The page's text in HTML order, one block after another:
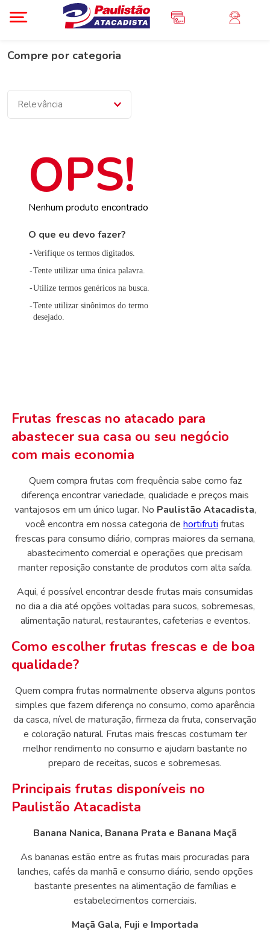
Compre por categoria
Relevância
Nenhum produto encontrado
O que eu devo fazer?
Verifique os termos digitados.
Tente utilizar uma única palavra.
Utilize termos genéricos na busca.
Tente utilizar sinônimos do termo
desejado.
Frutas frescas no atacado para
abastecer sua casa ou seu negócio
com mais economia
Quem compra frutas com frequência sabe como faz
diferença encontrar variedade, qualidade e preços mais
vantajosos em um único lugar. No Paulistão Atacadista,
você encontra em nossa categoria de hortifruti frutas
frescas para consumo diário, compras maiores da semana,
abastecimento comercial e operações que precisam
manter reposição constante de produtos com alta saída.
Aqui, é possível encontrar desde frutas mais consumidas
no dia a dia até opções voltadas para sucos, sobremesas,
alimentação natural, restaurantes, cafeterias e eventos.
Como escolher frutas frescas e de boa
qualidade?
Quem compra frutas normalmente observa alguns pontos
simples que fazem diferença no consumo, como aparência
da casca, nível de maturação, firmeza da fruta, conservação
e coloração natural. Frutas mais frescas costumam ter
melhor rendimento no consumo e ajudam bastante no
preparo de receitas, sucos e sobremesas.
Principais frutas disponíveis no
Paulistão Atacadista
Banana Nanica, Banana Prata e Banana Maçã
As bananas estão entre as frutas mais procuradas para
lanches, cafés da manhã e consumo diário, sendo opções
bastante presentes na alimentação de famílias e
estabelecimentos comerciais.
Maçã Gala, Fuji e Importada